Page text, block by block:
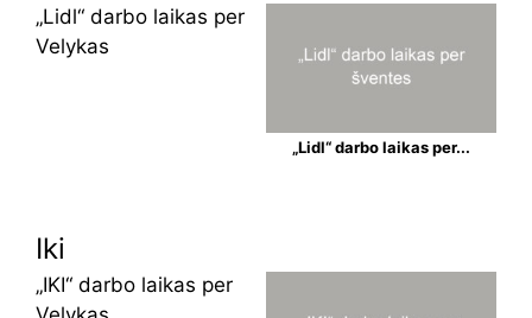
„Lidl“ darbo laikas per
Velykas
„Lidl“ darbo laikas per...
Iki
„IKI“ darbo laikas per